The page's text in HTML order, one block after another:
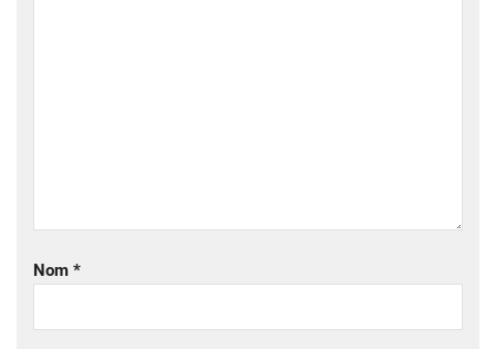
Nom *